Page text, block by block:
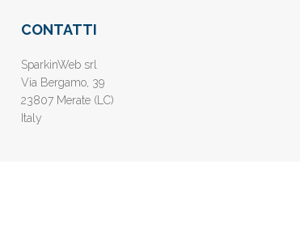
CONTATTI
SparkinWeb srl
Via Bergamo, 39
23807 Merate (LC)
Italy